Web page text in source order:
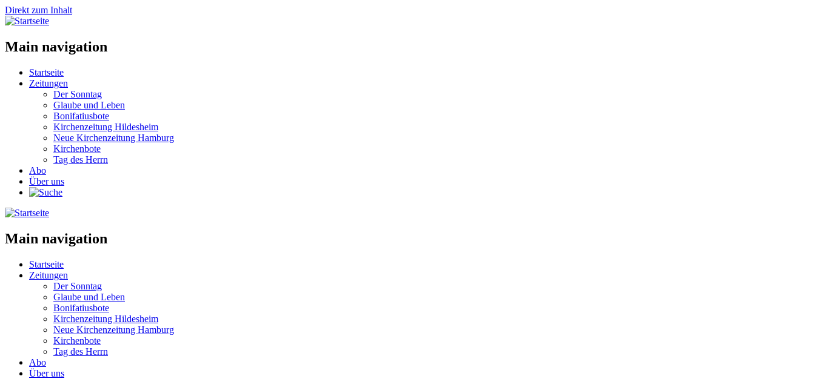
Direkt zum Inhalt
Main navigation
Startseite
Zeitungen
Der Sonntag
Glaube und Leben
Bonifatiusbote
Kirchenzeitung Hildesheim
Neue Kirchenzeitung Hamburg
Kirchenbote
Tag des Herrn
Abo
Über uns
Main navigation
Startseite
Zeitungen
Der Sonntag
Glaube und Leben
Bonifatiusbote
Kirchenzeitung Hildesheim
Neue Kirchenzeitung Hamburg
Kirchenbote
Tag des Herrn
Abo
Über uns